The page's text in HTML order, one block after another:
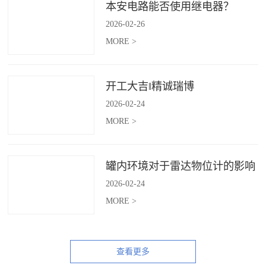
本安电路能否使用继电器？
2026-02-26
MORE >
开工大吉‖精诚瑞博
2026-02-24
MORE >
罐内环境对于雷达物位计的影响
2026-02-24
MORE >
查看更多